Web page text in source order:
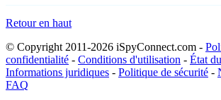
Retour en haut
© Copyright 2011-2026 iSpyConnect.com -
confidentialité - Conditions d'utilisation - État
Informations juridiques - Politique de sécurité -
FAQ